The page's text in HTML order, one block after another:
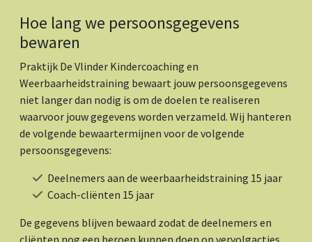
Hoe lang we persoonsgegevens
bewaren
Praktijk De Vlinder Kindercoaching en
Weerbaarheidstraining bewaart jouw persoonsgegevens
niet langer dan nodig is om de doelen te realiseren
waarvoor jouw gegevens worden verzameld. Wij hanteren
de volgende bewaartermijnen voor de volgende
persoonsgegevens:
Deelnemers aan de weerbaarheidstraining 15 jaar
Coach-cliënten 15 jaar
De gegevens blijven bewaard zodat de deelnemers en
cliënten nog een beroep kunnen doen op vervolgacties.